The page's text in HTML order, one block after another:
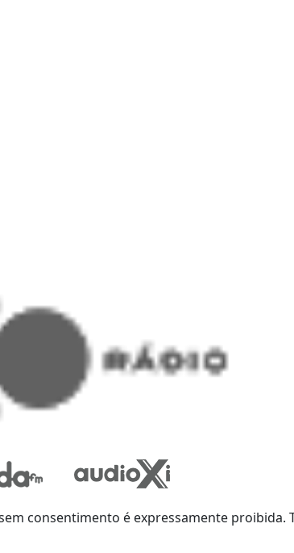
consentimento é expressamente proibida.